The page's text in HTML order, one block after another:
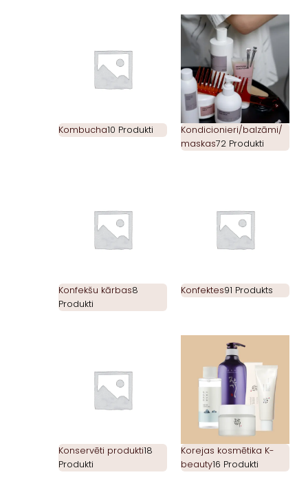
Kombucha10 Produkti
Kondicionieri/balzāmi/
maskas72 Produkti
Konfekšu kārbas8
Produkti
Konfektes91 Produkts
Konservēti produkti18
Produkti
Korejas kosmētika K-
beauty16 Produkti